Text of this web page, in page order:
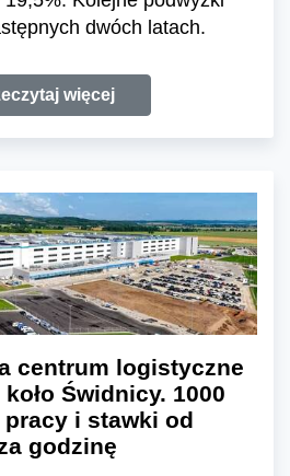
dwóch latach.
więcej
centrum logistyczne
Świdnicy. 1000
i stawki od
godzinę